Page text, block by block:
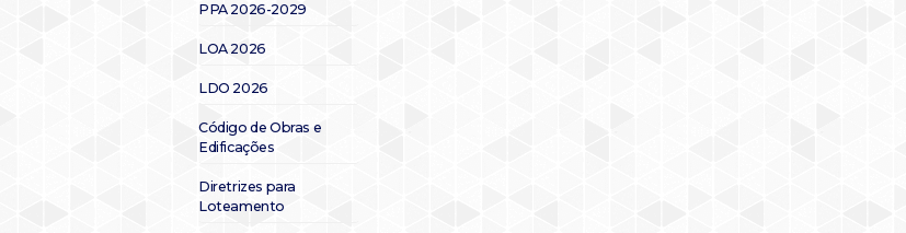
PPA 2026-2029
LOA 2026
LDO 2026
Código de Obras e
Edificações
Diretrizes para
Loteamento